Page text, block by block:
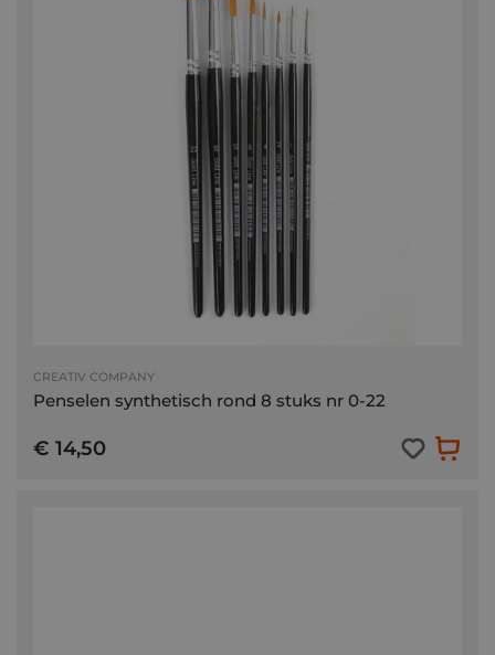
CREATIV COMPANY
Penselen synthetisch rond 8 stuks nr 0-22
€ 14,50